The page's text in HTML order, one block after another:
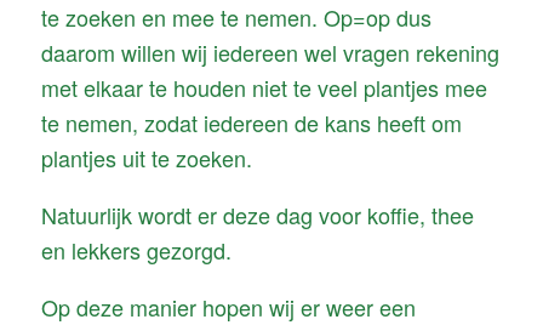
te zoeken en mee te nemen. Op=op dus
daarom willen wij iedereen wel vragen rekening
met elkaar te houden niet te veel plantjes mee
te nemen, zodat iedereen de kans heeft om
plantjes uit te zoeken.
Natuurlijk wordt er deze dag voor koffie, thee
en lekkers gezorgd.
Op deze manier hopen wij er weer een